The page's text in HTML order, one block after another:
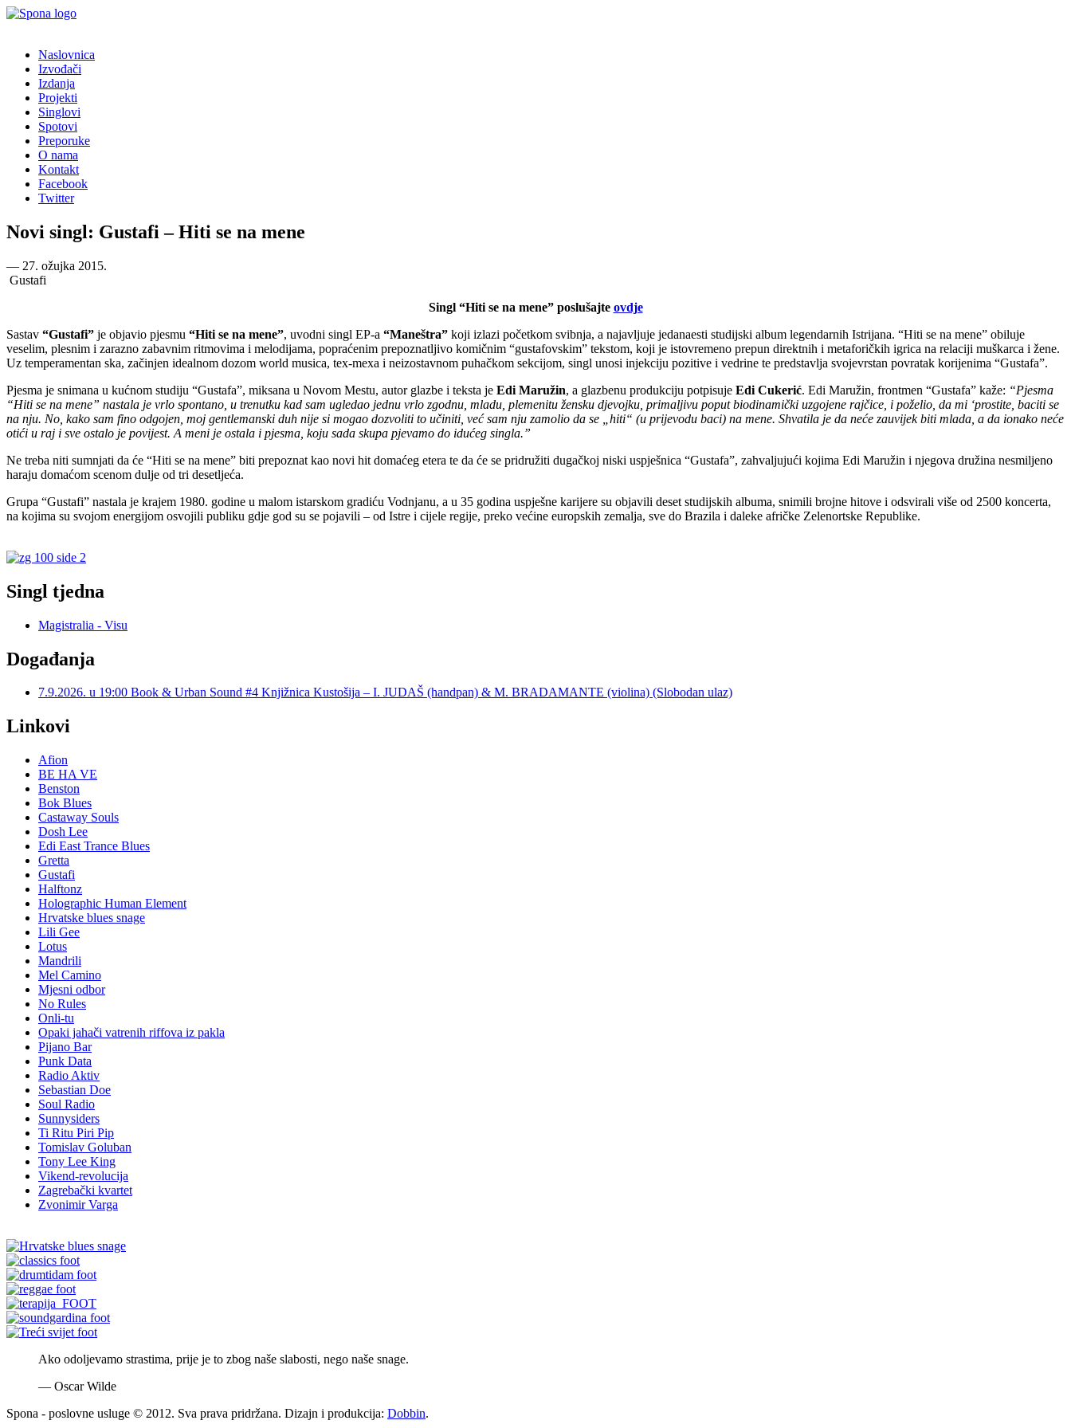
Naslovnica
Izvođači
Izdanja
Projekti
Singlovi
Spotovi
Preporuke
O nama
Kontakt
Facebook
Twitter
Novi singl: Gustafi – Hiti se na mene
― 27. ožujka 2015.
Gustafi
Singl “Hiti se na mene” poslušajte ovdje
Sastav “Gustafi” je objavio pjesmu “Hiti se na mene”, uvodni singl EP-a “Maneštra” koji izlazi početkom svibnja, a najavljuje jedanaesti studijski album legendarnih Istrijana. “Hiti se na mene” obiluje
veselim, plesnim i zarazno zabavnim ritmovima i melodijama, popraćenim prepoznatljivo komičnim “gustafovskim” tekstom, koji je istovremeno prepun direktnih i metaforičkih igrica na relaciji muškarca i žene.
Uz temperamentan ska, začinjen idealnom dozom world musica, tex-mexa i neizostavnom puhačkom sekcijom, singl unosi injekciju pozitive i vedrine te predstavlja svojevrstan povratak korijenima “Gustafa”.
Pjesma je snimana u kućnom studiju “Gustafa”, miksana u Novom Mestu, autor glazbe i teksta je Edi Maružin, a glazbenu produkciju potpisuje Edi Cukerić. Edi Maružin, frontmen “Gustafa” kaže: “Pjesma
“Hiti se na mene” nastala je vrlo spontano, u trenutku kad sam ugledao jednu vrlo zgodnu, mladu, plemenitu žensku djevojku, primaljivu poput biodinamički uzgojene rajčice, i poželio, da mi ‘prostite, baciti se
na nju. No, kako sam fino odgojen, moj gentlemanski duh nije si mogao dozvoliti to učiniti, već sam nju zamolio da se „hiti“ (u prijevodu baci) na mene. Shvatila je da neće zauvijek biti mlada, a da ionako neće
otići u raj i sve ostalo je povijest. A meni je ostala i pjesma, koju sada skupa pjevamo do idućeg singla.”
Ne treba niti sumnjati da će “Hiti se na mene” biti prepoznat kao novi hit domaćeg etera te da će se pridružiti dugačkoj niski uspješnica “Gustafa”, zahvaljujući kojima Edi Maružin i njegova družina nesmiljeno
haraju domaćom scenom dulje od tri desetljeća.
Grupa “Gustafi” nastala je krajem 1980. godine u malom istarskom gradiću Vodnjanu, a u 35 godina uspješne karijere su objavili deset studijskih albuma, snimili brojne hitove i odsvirali više od 2500 koncerta,
na kojima su svojom energijom osvojili publiku gdje god su se pojavili – od Istre i cijele regije, preko većine europskih zemalja, sve do Brazila i daleke afričke Zelenortske Republike.
Singl tjedna
Magistralia - Visu
Događanja
7.9.2026. u 19:00 Book & Urban Sound #4 Knjižnica Kustošija – I. JUDAŠ (handpan) & M. BRADAMANTE (violina) (Slobodan ulaz)
Linkovi
Afion
BE HA VE
Benston
Bok Blues
Castaway Souls
Dosh Lee
Edi East Trance Blues
Gretta
Gustafi
Halftonz
Holographic Human Element
Hrvatske blues snage
Lili Gee
Lotus
Mandrili
Mel Camino
Mjesni odbor
No Rules
Onli-tu
Opaki jahači vatrenih riffova iz pakla
Pijano Bar
Punk Data
Radio Aktiv
Sebastian Doe
Soul Radio
Sunnysiders
Ti Ritu Piri Pip
Tomislav Goluban
Tony Lee King
Vikend-revolucija
Zagrebački kvartet
Zvonimir Varga
Ako odoljevamo strastima, prije je to zbog naše slabosti, nego naše snage.
— Oscar Wilde
Spona - poslovne usluge © 2012. Sva prava pridržana. Dizajn i produkcija: Dobbin.